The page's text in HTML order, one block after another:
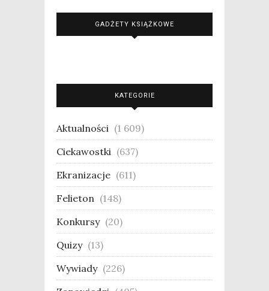
GADŻETY KSIĄŻKOWE
KATEGORIE
Aktualności (1 609)
Ciekawostki (637)
Ekranizacje (611)
Felieton (148)
Konkursy (20)
Quizy (13)
Wywiady (226)